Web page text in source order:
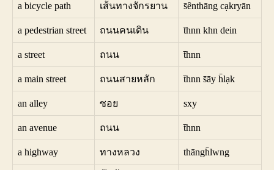
a bicycle path เส้นทางจักรยาน s̄ênthāng cạkryān
a pedestrian street ถนนคนเดิน t̄hnn khn dein
a street ถนน t̄hnn
a main street ถนนสายหลัก t̄hnn s̄āy h̄lạk
an alley ซอย sxy
an avenue ถนน t̄hnn
a highway ทางหลวง thāngh̄lwng